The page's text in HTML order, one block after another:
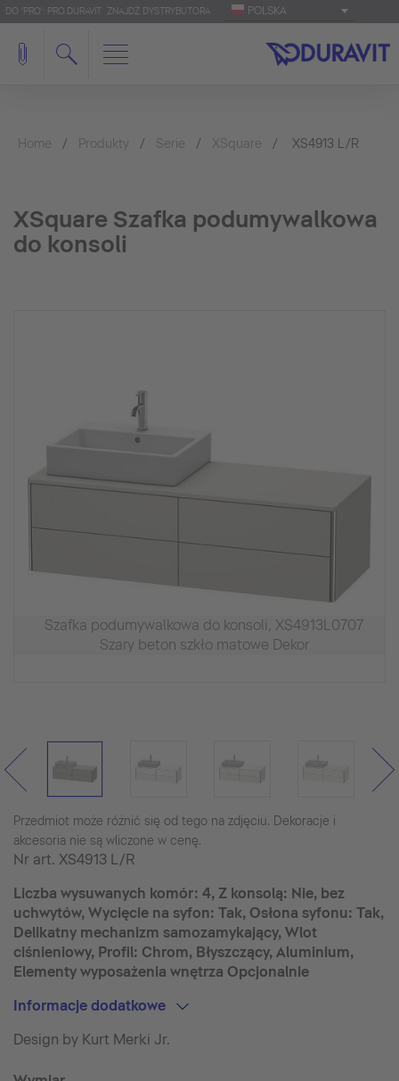
DO 'PRO': PRO.DURAVIT ZNAJDŹ DYSTRYBUTORA POLSKA
Home Produkty Serie XSquare XS4913 L/R
XSquare Szafka podumywalkowa
do konsoli
Szafka podumywalkowa do konsoli, XS4913L0707
Szary beton szkło matowe Dekor
Przedmiot może różnić się od tego na zdjęciu. Dekoracje i
akcesoria nie są wliczone w cenę.
Nr art. XS4913 L/R
Liczba wysuwanych komór: 4, Z konsolą: Nie, bez
uchwytów, Wycięcie na syfon: Tak, Osłona syfonu: Tak,
Delikatny mechanizm samozamykający, Wlot
ciśnieniowy, Profil: Chrom, Błyszczący, Aluminium,
Elementy wyposażenia wnętrza Opcjonalnie
Informacje dodatkowe
Design by Kurt Merki Jr.